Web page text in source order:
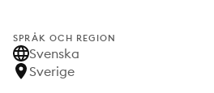
SPRÅK OCH REGION
Svenska
Sverige